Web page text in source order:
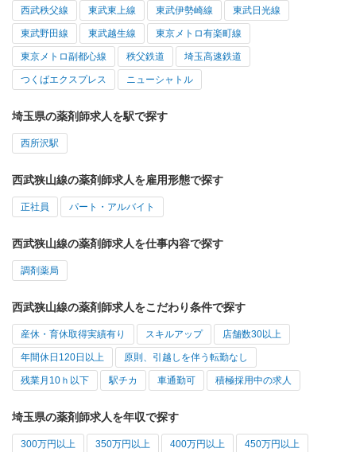
西武秩父線 東武東上線 東武伊勢崎線 東武日光線
東武野田線 東武越生線 東京メトロ有楽町線
東京メトロ副都心線 秩父鉄道 埼玉高速鉄道
つくばエクスプレス ニューシャトル
埼玉県の薬剤師求人を駅で探す
西所沢駅
西武狭山線の薬剤師求人を雇用形態で探す
正社員 パート・アルバイト
西武狭山線の薬剤師求人を仕事内容で探す
調剤薬局
西武狭山線の薬剤師求人をこだわり条件で探す
産休・育休取得実績有り スキルアップ 店舗数30以上
年間休日120日以上 原則、引越しを伴う転勤なし
残業月10ｈ以下 駅チカ 車通勤可 積極採用中の求人
埼玉県の薬剤師求人を年収で探す
300万円以上 350万円以上 400万円以上 450万円以上